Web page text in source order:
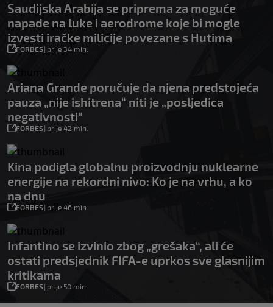
Saudijska Arabija se priprema za moguće
napade na luke i aerodrome koje bi mogle
izvesti iračke milicije povezane s Hutima
FORBES| prije 34 min.
Ariana Grande poručuje da njena predstojeća
pauza „nije ishitrena“ niti je „posljedica
negativnosti“
FORBES| prije 42 min.
Kina podigla globalnu proizvodnju nuklearne
energije na rekordni nivo: Ko je na vrhu, a ko
na dnu
FORBES| prije 46 min.
Infantino se izvinio zbog „grešaka“, ali će
ostati predsjednik FIFA-e uprkos sve glasnijim
kritikama
FORBES| prije 50 min.